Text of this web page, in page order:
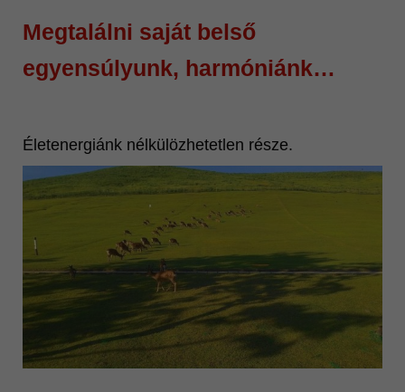
Ganoderma lucidum
Katalógusok
Videók
További oldalaink
Megtalálni saját belső
egyensúlyunk, harmóniánk…
Életenergiánk nélkülözhetetlen része.